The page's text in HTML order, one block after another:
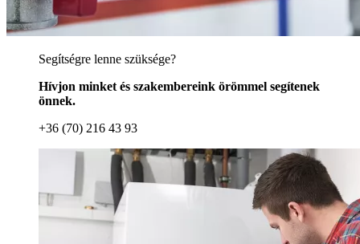
Segítségre lenne szüksége?
Hívjon minket és szakembereink örömmel segítenek
önnek.
+36 (70) 216 43 93